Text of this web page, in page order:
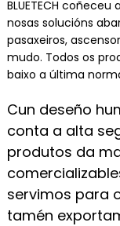
BLUETECH
nosas solucións
pasaxeiros,
mudo. Todos os
baixo a última
Cun deseño
conta a alta
produtos da
servimos para
tamén